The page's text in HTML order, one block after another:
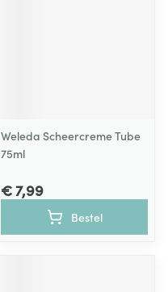
Weleda Scheercreme Tube
75ml
€ 7,99
Bestel